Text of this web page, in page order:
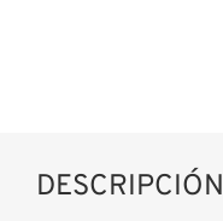
DESCRIPCIÓN